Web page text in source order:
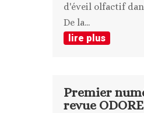
d'éveil olfactif
De la...
lire plus
Premier
revue ODORE